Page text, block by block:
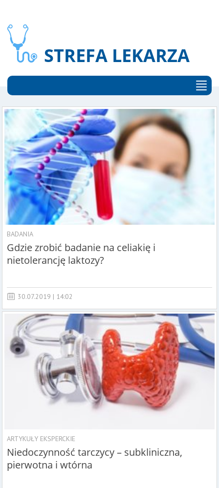
STREFA LEKARZA
BADANIA
Gdzie zrobić badanie na celiakię i
nietolerancję laktozy?
30.07.2019 | 14:02
ARTYKUŁY EKSPERCKIE
Niedoczynność tarczycy – subkliniczna,
pierwotna i wtórna